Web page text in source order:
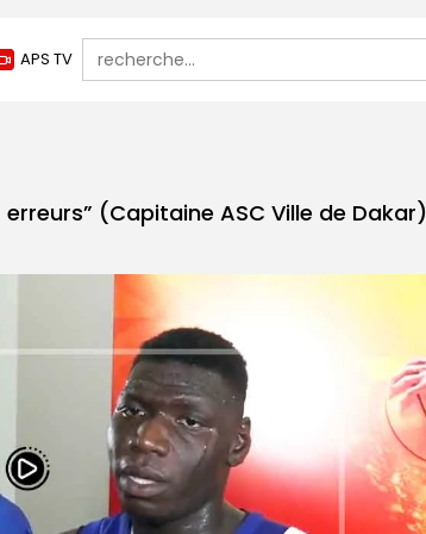
APS TV
Search
for:
(Capitaine ASC Ville de Dakar)